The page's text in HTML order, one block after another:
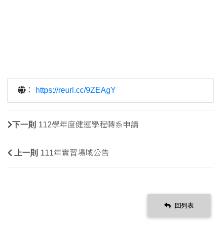
： https://reurl.cc/9ZEAgY
下一則 112學年度健運學程轉系申請
上一則 111年實習場域公告
回列表